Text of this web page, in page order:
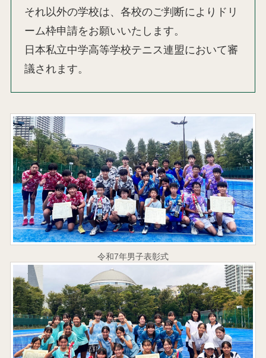
それ以外の学校は、各校のご判断によりドリ
ーム枠申請をお願いいたします。
日本私立中学高等学校テニス連盟において審
議されます。
令和7年男子表彰式